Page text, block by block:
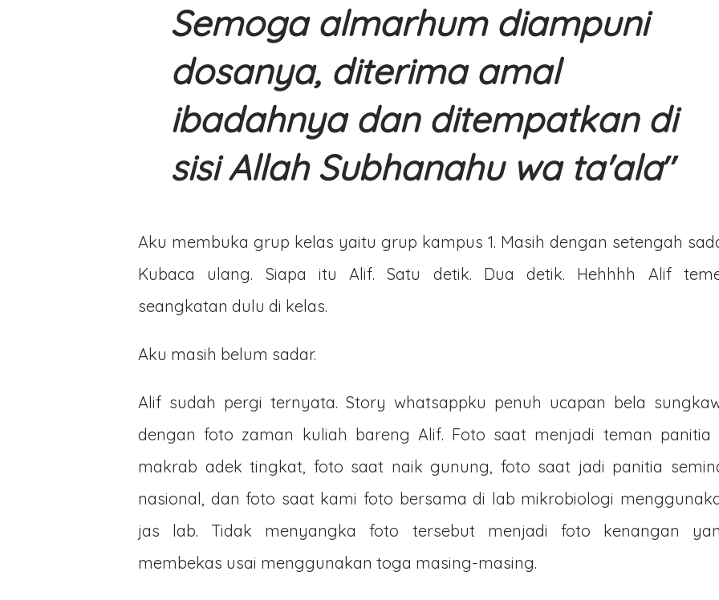
Semoga almarhum diampuni
dosanya, diterima amal
ibadahnya dan ditempatkan di
sisi Allah Subhanahu wa ta'ala
Aku membuka grup kelas yaitu grup kampus 1. Masih dengan setengah
Kubaca ulang. Siapa itu Alif. Satu detik. Dua detik. Hehhhh Alif
seangkatan dulu di kelas.
Aku masih belum sadar.
Alif sudah pergi ternyata. Story whatsappku penuh ucapan bela
dengan foto zaman kuliah bareng Alif. Foto saat menjadi teman panitia
makrab adek tingkat, foto saat naik gunung, foto saat jadi panitia
nasional, dan foto saat kami foto bersama di lab mikrobiologi
jas lab. Tidak menyangka foto tersebut menjadi foto kenangan
membekas usai menggunakan toga masing-masing.